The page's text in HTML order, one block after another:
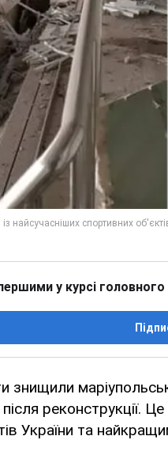
у курсі
знищили
реконструкції.
України та